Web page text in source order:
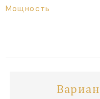
Мощность